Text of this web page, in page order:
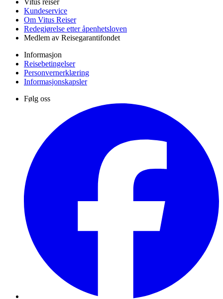
Vitus reiser
Kundeservice
Om Vitus Reiser
Redegjørelse etter åpenhetsloven
Medlem av Reisegarantifondet
Informasjon
Reisebetingelser
Personvernerklæring
Informasjonskapsler
Følg oss